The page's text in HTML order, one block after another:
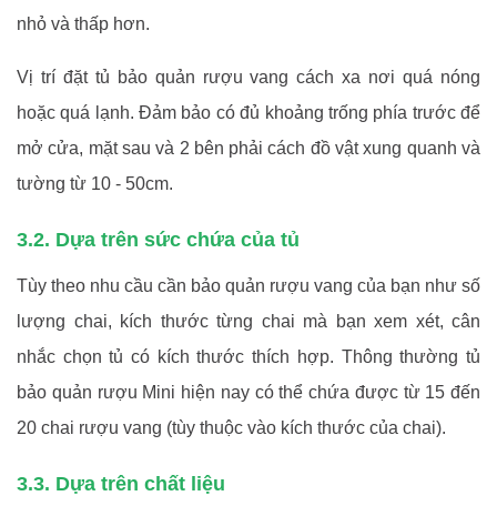
nhỏ và thấp hơn.
Vị trí đặt tủ bảo quản rượu vang cách xa nơi quá nóng
hoặc quá lạnh. Đảm bảo có đủ khoảng trống phía trước để
mở cửa, mặt sau và 2 bên phải cách đồ vật xung quanh và
tường từ 10 - 50cm.
3.2. Dựa trên sức chứa của tủ
Tùy theo nhu cầu cần bảo quản rượu vang của bạn như số
lượng chai, kích thước từng chai mà bạn xem xét, cân
nhắc chọn tủ có kích thước thích hợp. Thông thường tủ
bảo quản rượu Mini hiện nay có thể chứa được từ 15 đến
20 chai rượu vang (tùy thuộc vào kích thước của chai).
3.3. Dựa trên chất liệu